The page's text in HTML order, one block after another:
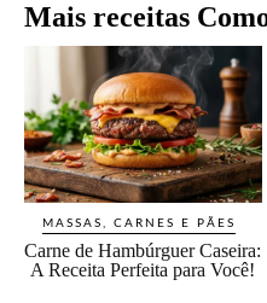
Mais receitas
MASSAS, CARNES E PÃES
Carne de Hambúrguer Caseira:
A Receita Perfeita para Você!